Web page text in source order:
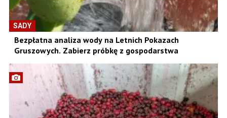
SADY
Bezpłatna analiza wody na Letnich Pokazach
Gruszowych. Zabierz próbkę z gospodarstwa